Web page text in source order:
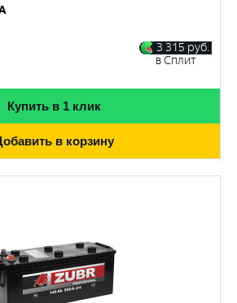
3 315 руб.
в Сплит
Купить в 1 клик
в корзину